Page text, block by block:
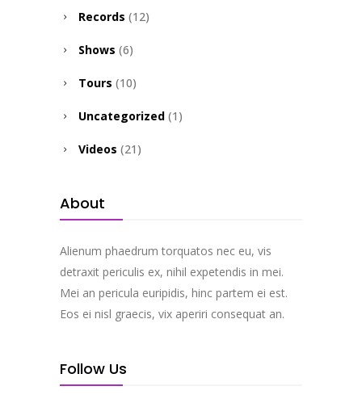
Records (12)
Shows (6)
Tours (10)
Uncategorized (1)
Videos (21)
About
Alienum phaedrum torquatos nec eu, vis
detraxit periculis ex, nihil expetendis in mei.
Mei an pericula euripidis, hinc partem ei est.
Eos ei nisl graecis, vix aperiri consequat an.
Follow Us